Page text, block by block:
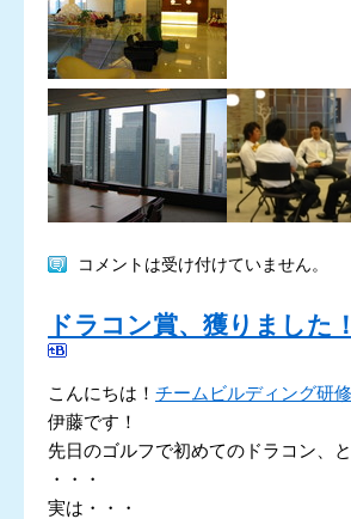
コメントは受け付けていません。
ドラコン賞、獲りました
こんにちは！ チームビルディング研修
伊藤です！
先日のゴルフで初めてのドラコン、
・・・
実は・・・